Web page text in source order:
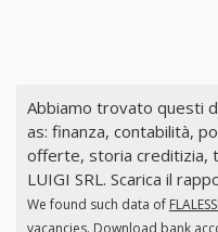
Abbiamo trovato questi
as: finanza, contabilità,
offerte, storia creditizia,
LUIGI SRL. Scarica il
We found such data of